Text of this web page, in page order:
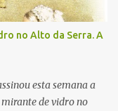
em Serra Negra,
com o
envolvidas,
e os trechos serão
no Alto da Serra. A
esta semana a
de vidro no